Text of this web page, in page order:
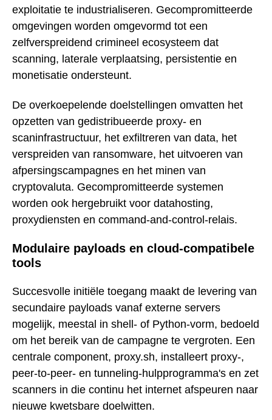
exploitatie te industrialiseren. Gecompromitteerde
omgevingen worden omgevormd tot een
zelfverspreidend crimineel ecosysteem dat
scanning, laterale verplaatsing, persistentie en
monetisatie ondersteunt.
De overkoepelende doelstellingen omvatten het
opzetten van gedistribueerde proxy- en
scaninfrastructuur, het exfiltreren van data, het
verspreiden van ransomware, het uitvoeren van
afpersingscampagnes en het minen van
cryptovaluta. Gecompromitteerde systemen
worden ook hergebruikt voor datahosting,
proxydiensten en command-and-control-relais.
Modulaire payloads en cloud-compatibele
tools
Succesvolle initiële toegang maakt de levering van
secundaire payloads vanaf externe servers
mogelijk, meestal in shell- of Python-vorm, bedoeld
om het bereik van de campagne te vergroten. Een
centrale component, proxy.sh, installeert proxy-,
peer-to-peer- en tunneling-hulpprogramma's en zet
scanners in die continu het internet afspeuren naar
nieuwe kwetsbare doelwitten.